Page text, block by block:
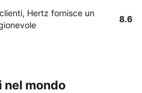
Hertz fornisce un
8.6
nel mondo